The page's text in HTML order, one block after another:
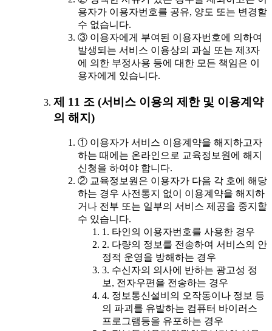
용자가 이용자번호를 공유, 양도 또는 변경할
수 없습니다.
③ 이용자에게 부여된 이용자번호에 의하여
발생되는 서비스 이용상의 과실 또는 제3자
에 의한 부정사용 등에 대한 모든 책임은 이
용자에게 있습니다.
제 11 조 (서비스 이용의 제한 및 이용계약
의 해지)
① 이용자가 서비스 이용계약을 해지하고자
하는 때에는 온라인으로 교육정보원에 해지
신청을 하여야 합니다.
② 교육정보원은 이용자가 다음 각 호에 해당
하는 경우 사전통지 없이 이용계약을 해지하
거나 전부 또는 일부의 서비스 제공을 중지할
수 있습니다.
1. 타인의 이용자번호를 사용한 경우
2. 다량의 정보를 전송하여 서비스의 안
정적 운영을 방해하는 경우
3. 수신자의 의사에 반하는 광고성 정
보, 전자우편을 전송하는 경우
4. 정보통신설비의 오작동이나 정보 등
의 파괴를 유발하는 컴퓨터 바이러스
프로그램등을 유포하는 경우